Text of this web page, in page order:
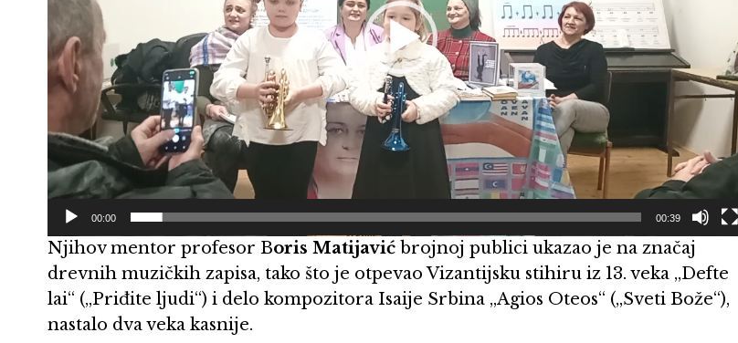
00:00 00:39
Njihov mentor profesor Boris Matijavić brojnoj publici ukazao je na značaj
drevnih muzičkih zapisa, tako što je otpevao Vizantijsku stihiru iz 13. veka „Defte
lai“ („Priđite ljudi“) i delo kompozitora Isaije Srbina „Agios Oteos“ („Sveti Bože“),
nastalo dva veka kasnije.